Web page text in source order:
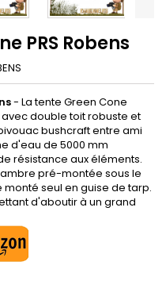
PRS Robens
- La tente Green Cone
avec double toit robuste et
bushcraft entre ami
d'eau de 5000 mm
résistance aux éléments.
pré-montée sous le
seul en guise de tarp.
d'aboutir à un grand